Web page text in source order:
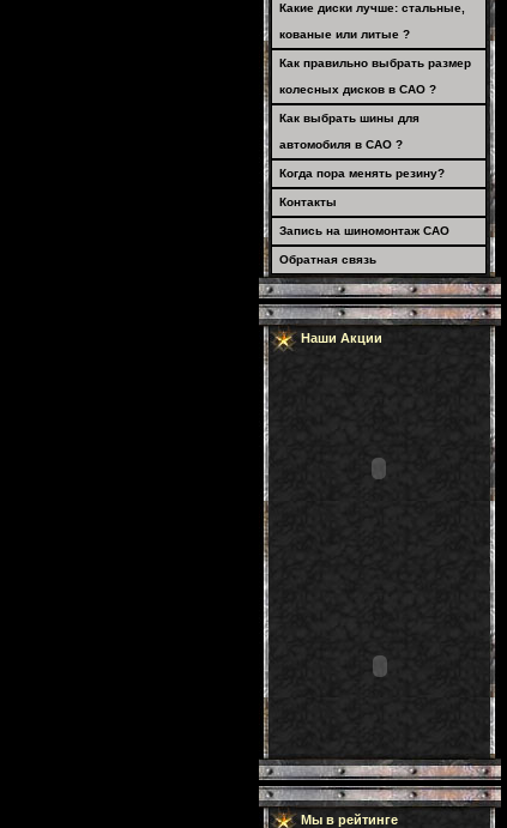
Какие диски лучше: стальные,
кованые или литые ?
Как правильно выбрать размер
колесных дисков в САО ?
Как выбрать шины для
автомобиля в САО ?
Когда пора менять резину?
Контакты
Запись на шиномонтаж САО
Обратная связь
Наши Акции
Мы в рейтинге